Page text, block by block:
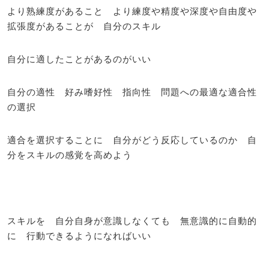
より熟練度があること より練度や精度や深度や自由度や
拡張度があることが 自分のスキル
自分に適したことがあるのがいい
自分の適性 好み嗜好性 指向性 問題への最適な適合性
の選択
適合を選択することに 自分がどう反応しているのか 自
分をスキルの感覚を高めよう
スキルを 自分自身が意識しなくても 無意識的に自動的
に 行動できるようになればいい